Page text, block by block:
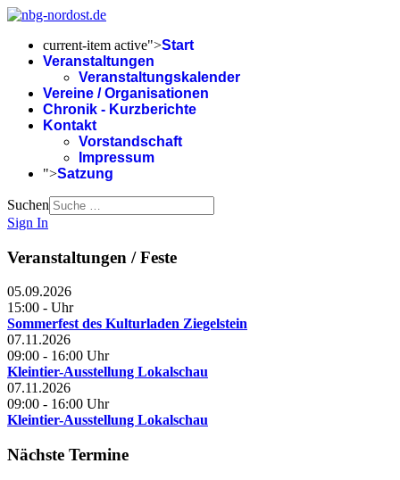
current-item active">Start
Veranstaltungen
Veranstaltungskalender
Vereine / Organisationen
Chronik - Kurzberichte
Kontakt
Vorstandschaft
Impressum
">Satzung
Suchen
Sign In
Veranstaltungen / Feste
05.09.2026
15:00 - Uhr
Sommerfest des Kulturladen Ziegelstein
07.11.2026
09:00 - 16:00 Uhr
Kleintier-Ausstellung Lokalschau
07.11.2026
09:00 - 16:00 Uhr
Kleintier-Ausstellung Lokalschau
Nächste Termine